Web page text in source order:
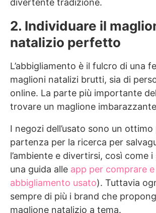
divertente tradizione.
2. Individuare il
natalizio perfetto
L’abbigliamento è il fulcro di una
maglioni natalizi brutti, sia di
online. La parte più importante
trovare un maglione
I negozi dell’usato sono un
partenza per la ricerca per
l’ambiente e divertirsi, così come
una guida alle app per comprare
abbigliamento usato). Tuttavia
sempre di più i brand che
maglione natalizio a tema.